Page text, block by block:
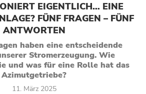
EIGENTLICH… EINE
FÜNF FRAGEN – FÜNF
ANTWORTEN
haben eine entscheidende
Stromerzeugung. Wie
und was für eine Rolle hat das
Azimutgetriebe?
11. März 2025